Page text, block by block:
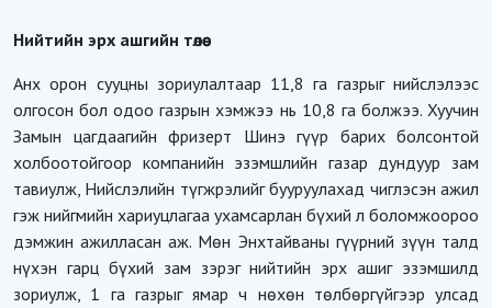
Нийтийн эрх ашгийн төлөө
Анх орон сууцны зориулалтаар 11,8 га газрыг нийслэлээс
олгосон бол одоо газрын хэмжээ нь 10,8 га болжээ. Хуучин
Замын цагдаагийн фризерт Шинэ гүүр барих болсонтой
холбоотойгоор компанийн эзэмшлийн газар дундуур зам
тавиулж, Нийслэлийн түгжрэлийг бууруулахад чиглэсэн ажил
гэж нийгмийн хариуцлагаа ухамсарлан бүхий л боломжоороо
дэмжин ажилласан аж. Мөн Энхтайваны гүүрний зүүн талд
нүхэн гарц бүхий зам зэрэг нийтийн эрх ашиг эзэмшилд
зориулж, 1 га газрыг ямар ч нөхөн төлбөргүйгээр улсад